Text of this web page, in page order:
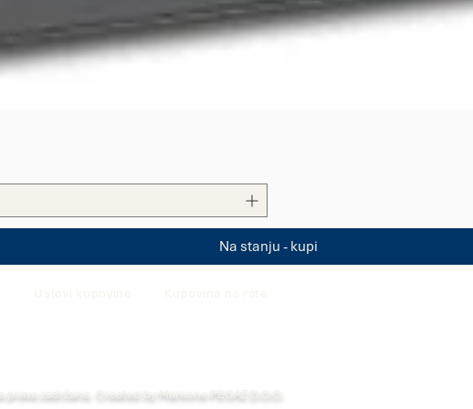
Na stanju - kupi
prava zadržana. Created by Markone PEGAZ D.O.O.